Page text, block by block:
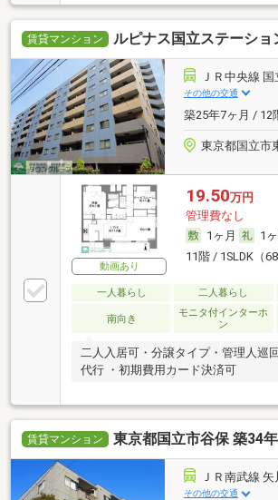
賃貸マンション ルピナス国立ステーショ
ＪＲ中央線
その他の交通
築25年7ヶ月 / 12
東京都国立市
動画あり
19.50万円
管理費なし
1ヶ月
1
11階 / 1SLDK（
一人暮らし 二人暮らし
南向き
モニタ付インターホ
ン
二人入居可・分譲タイプ・管理人巡
代行 ・初期費用カード決済可
賃貸マンション 東京都国立市谷保 築34
ＪＲ南武線
その他の交通